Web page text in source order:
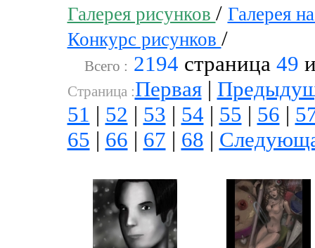
Галерея рисунков / Галерея
Конкурс рисунков /
Всего : 2194 страница 49
Cтраница :Первая|
51 | 52 | 53 | 54 | 55 | 56 |
65 | 66 | 67 | 68 |